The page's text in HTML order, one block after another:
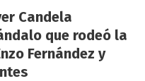
Candela
que rodeó la
Fernández y